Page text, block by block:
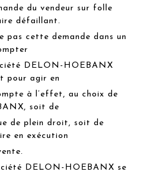
du vendeur sur folle
défaillant.
pas cette demande dans un
DELON-HOEBANX
pour agir en
à l’effet, au choix de
soit de
de plein droit, soit de
en exécution
DELON-HOEBANX se